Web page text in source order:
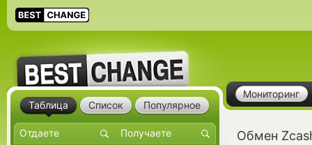
Мониторинг
Обмен
Таблица Список Популярное